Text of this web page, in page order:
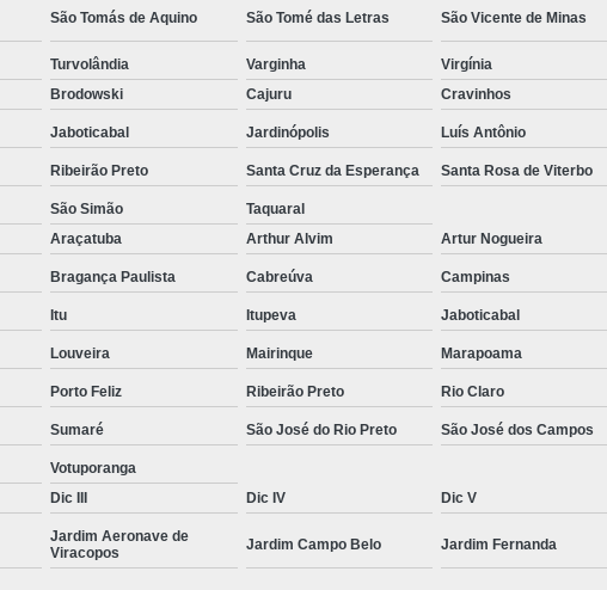
Fábrica de Camisa Social para
Loja com Moda Masculina
Loja de Moda
Loja Executivo Moda Masculina
Loja
Loja Moda Masculina Online
Loja Moda
Moda Masculina Loja
Moda Atual
Moda Casual Masculina
Moda
Moda Masculina Camisa
Moda Masculina
Moda Masculina Inverno
Moda
Moda Social Masculina
Roupas
Roupas Masculinas
Roupas Masculinas
Roupas Masculinas Estilosas
Roupas Masculinas Plus Size
Roupas
São Tomás de Aquino São Tomé das Letras São Vicente de Minas
Turvolândia Varginha Virgínia
Brodowski Cajuru Cravinhos
Jaboticabal Jardinópolis Luís Antônio
Ribeirão Preto Santa Cruz da Esperança Santa Rosa de Viterbo
São Simão
Taquaral
Araçatuba Arthur Alvim Artur Nogueira
Bragança Paulista Cabreúva Campinas
Itu Itupeva Jaboticabal
Louveira Mairinque Marapoama
Porto Feliz Ribeirão Preto Rio Claro
Sumaré São José do Rio Preto São José dos Campos
Votuporanga
Dic III Dic IV Dic V
Jardim Aeronave de
Viracopos
Jardim Campo Belo Jardim Fernanda